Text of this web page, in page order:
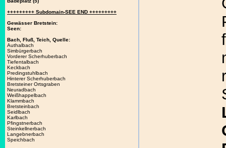
+++++++++ Subdomain-SEE END +++++++++
Gewässer Bretstein:
Seen:
Bach, Fluß, Teich, Quelle:
Authalbach
Simbürgerbach
Vorderer Scherhuberbach
Tiefentalbach
Keckbach
Predingstuhlbach
Hinterer Scherhuberbach
Bretsteiner Ortsgraben
Neuradbach
Weißhappelbach
Klammbach
Bretsteinbach
Seidlbach
Karlbach
Pfingstnerbach
Steinkellnerbach
Langebnerbach
Speichbach